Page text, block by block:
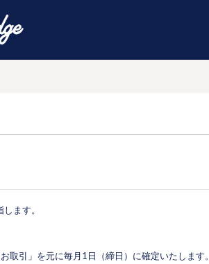
ます。
取引」を元に毎月1日（締日）に確定いたします。